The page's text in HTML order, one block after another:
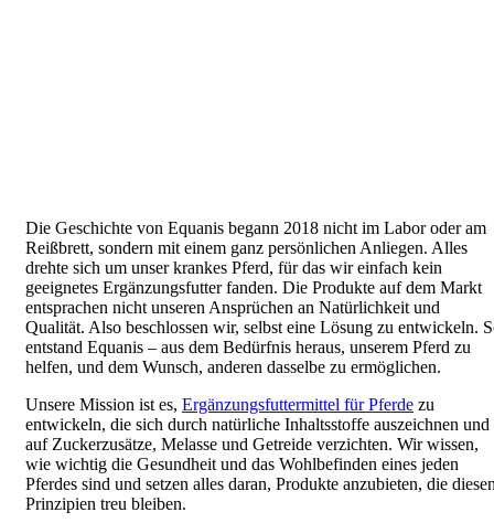
Die Geschichte von Equanis begann 2018 nicht im Labor oder am
Reißbrett, sondern mit einem ganz persönlichen Anliegen. Alles
drehte sich um unser krankes Pferd, für das wir einfach kein
geeignetes Ergänzungsfutter fanden. Die Produkte auf dem Markt
entsprachen nicht unseren Ansprüchen an Natürlichkeit und
Qualität. Also beschlossen wir, selbst eine Lösung zu entwickeln.
entstand Equanis – aus dem Bedürfnis heraus, unserem Pferd zu
helfen, und dem Wunsch, anderen dasselbe zu ermöglichen.
Unsere Mission ist es, Ergänzungsfuttermittel für Pferde zu
entwickeln, die sich durch natürliche Inhaltsstoffe auszeichnen und
auf Zuckerzusätze, Melasse und Getreide verzichten. Wir wissen,
wie wichtig die Gesundheit und das Wohlbefinden eines jeden
Pferdes sind und setzen alles daran, Produkte anzubieten, die
Prinzipien treu bleiben.